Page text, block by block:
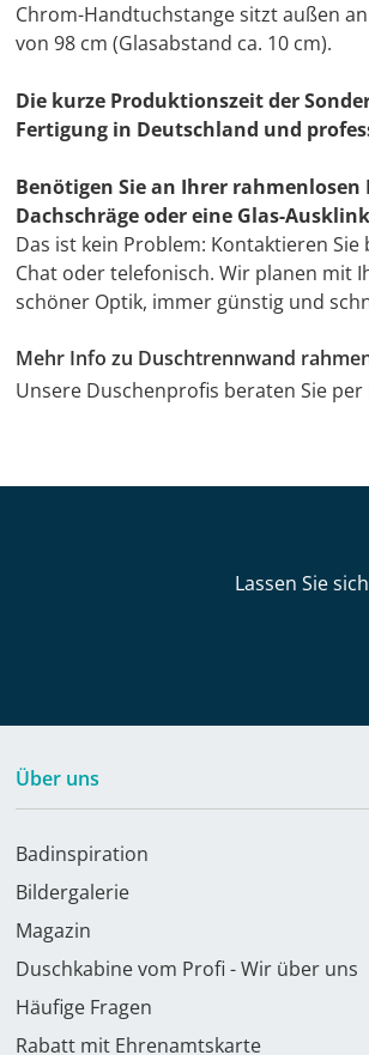
Chrom-Handtuchstange sitzt außen
von 98 cm (Glasabstand ca. 10 cm).
Die kurze Produktionszeit der
Fertigung in Deutschland und
Benötigen Sie an Ihrer
Dachschräge oder eine Glas-
Das ist kein Problem: Kontaktieren
Chat oder telefonisch. Wir planen mit
schöner Optik, immer günstig und
Mehr Info zu Duschtrennwand
Unsere Duschenprofis beraten Sie per
Lassen Sie
Über uns
Badinspiration
Bildergalerie
Magazin
Duschkabine vom Profi - Wir über uns
Häufige Fragen
Rabatt mit Ehrenamtskarte